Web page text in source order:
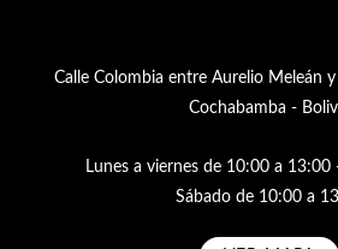
Calle Colombia entre Aurelio Meleán
Cochabamba -
Lunes a viernes de 10:00 a
Sábado de 10:00 a